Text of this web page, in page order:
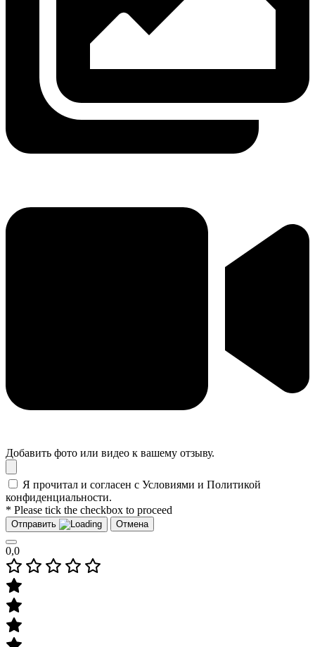
Добавить фото или видео к вашему отзыву.
Я прочитал и согласен с Условиями и Политикой
конфиденциальности.
* Please tick the checkbox to proceed
Отправить Отмена
0,0